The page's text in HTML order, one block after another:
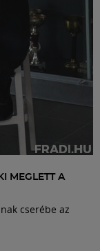
MEGLETT A
cserébe az